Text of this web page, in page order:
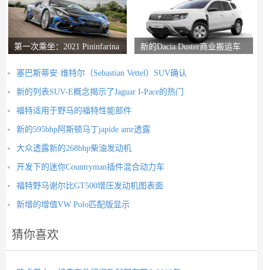
第一次乘坐：2021 Pininfarina
新的Dacia Duster商业搬运车
塞巴斯蒂安·维特尔（Sebastian Vettel）SUV确认
新的列表SUV-E概念揭示了Jaguar I-Pace的热门
福特适用于野马的福特性能部件
新的595bhp阿斯顿马丁japide amr透露
大众透露新的268bhp柴油发动机
开发下的迷你Countryman插件混合动力车
福特野马谢尔比GT500增压发动机图表面
新增的增值VW Polo匹配版显示
猜你喜欢